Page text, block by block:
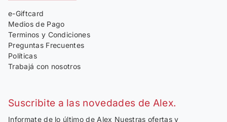
e-Giftcard
Medios de Pago
Terminos y Condiciones
Preguntas Frecuentes
Políticas
Trabajá con nosotros
Suscribite a las novedades de Alex.
Informate de lo último de Alex Nuestras ofertas y